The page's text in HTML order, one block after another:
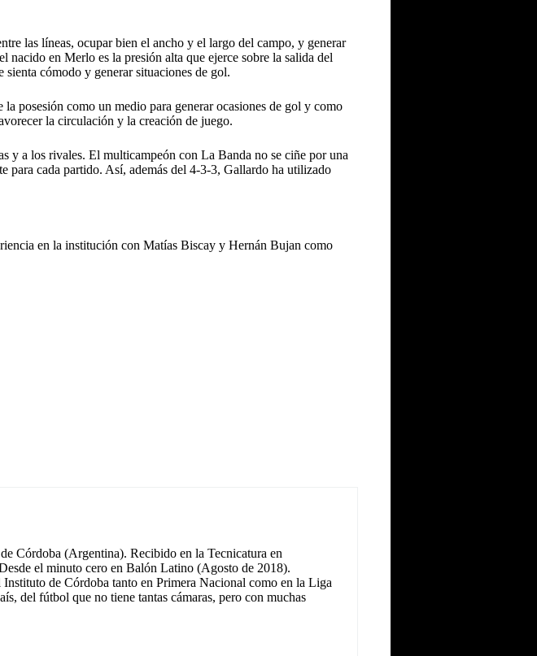
las líneas, ocupar bien el ancho y el largo del campo, y generar
nacido en Merlo es la presión alta que ejerce sobre la salida del
cómodo y generar situaciones de gol.
posesión como un medio para generar ocasiones de gol y como
la circulación y la creación de juego.
y a los rivales. El multicampeón con La Banda no se ciñe por una
para cada partido. Así, además del 4-3-3, Gallardo ha utilizado
en la institución con Matías Biscay y Hernán Bujan como
Córdoba (Argentina). Recibido en la Tecnicatura en
el minuto cero en Balón Latino (Agosto de 2018).
de Córdoba tanto en Primera Nacional como en la Liga
del fútbol que no tiene tantas cámaras, pero con muchas